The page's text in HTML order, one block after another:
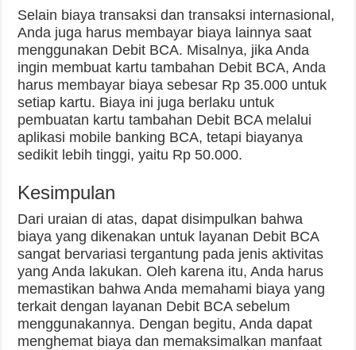
Selain biaya transaksi dan transaksi internasional,
Anda juga harus membayar biaya lainnya saat
menggunakan Debit BCA. Misalnya, jika Anda
ingin membuat kartu tambahan Debit BCA, Anda
harus membayar biaya sebesar Rp 35.000 untuk
setiap kartu. Biaya ini juga berlaku untuk
pembuatan kartu tambahan Debit BCA melalui
aplikasi mobile banking BCA, tetapi biayanya
sedikit lebih tinggi, yaitu Rp 50.000.
Kesimpulan
Dari uraian di atas, dapat disimpulkan bahwa
biaya yang dikenakan untuk layanan Debit BCA
sangat bervariasi tergantung pada jenis aktivitas
yang Anda lakukan. Oleh karena itu, Anda harus
memastikan bahwa Anda memahami biaya yang
terkait dengan layanan Debit BCA sebelum
menggunakannya. Dengan begitu, Anda dapat
menghemat biaya dan memaksimalkan manfaat